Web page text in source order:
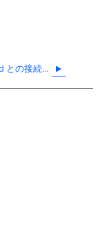
Meraki Cloud との接続を失った時の Meraki 機器の挙動